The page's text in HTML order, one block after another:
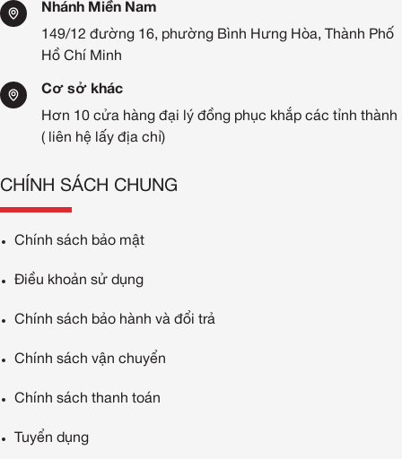
Nhánh Miền Nam
149/12 đường 16, phường Bình Hưng Hòa, Thành Phố
Hồ Chí Minh
Cơ sở khác
Hơn 10 cửa hàng đại lý đồng phục khắp các tỉnh thành
( liên hệ lấy địa chỉ)
CHÍNH SÁCH CHUNG
Chính sách bảo mật
Điều khoản sử dụng
Chính sách bảo hành và đổi trả
Chính sách vận chuyển
Chính sách thanh toán
Tuyển dụng